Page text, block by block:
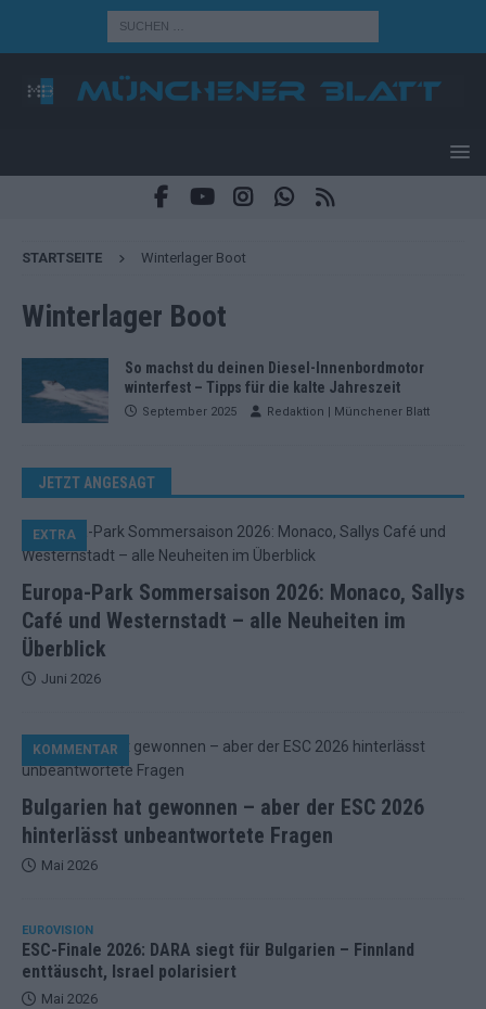
STARTSEITE Winterlager Boot
Winterlager Boot
So machst du deinen Diesel-Innenbordmotor
winterfest – Tipps für die kalte Jahreszeit
September 2025 Redaktion | Münchener Blatt
JETZT ANGESAGT
Europa-Park Sommersaison 2026: Monaco, Sallys
Café und Westernstadt – alle Neuheiten im
Überblick
EXTRA
Juni 2026
Bulgarien hat gewonnen – aber der ESC 2026
hinterlässt unbeantwortete Fragen
KOMMENTAR
Mai 2026
EUROVISION
ESC-Finale 2026: DARA siegt für Bulgarien – Finnland
enttäuscht, Israel polarisiert
Mai 2026